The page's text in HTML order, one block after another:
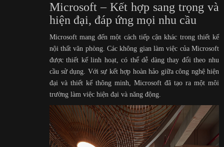
Microsoft – Kết hợp sang trọng và
hiện đại, đáp ứng mọi nhu cầu
Microsoft mang đến một cách tiếp cận khác trong thiết kế
nội thất văn phòng. Các không gian làm việc của Microsoft
được thiết kế linh hoạt, có thể dễ dàng thay đổi theo nhu
cầu sử dụng. Với sự kết hợp hoàn hảo giữa công nghệ hiện
đại và thiết kế thông minh, Microsoft đã tạo ra một môi
trường làm việc hiện đại và năng động.